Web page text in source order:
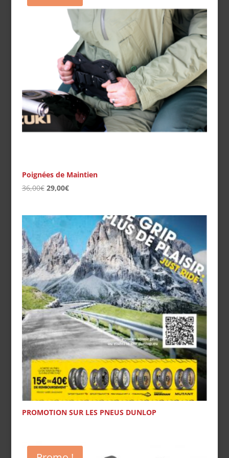
Poignées de Maintien
36,00€ Le
était :
36,00€.
29,00€Le
29,00€.
PROMOTION SUR LES PNEUS DUNLOP